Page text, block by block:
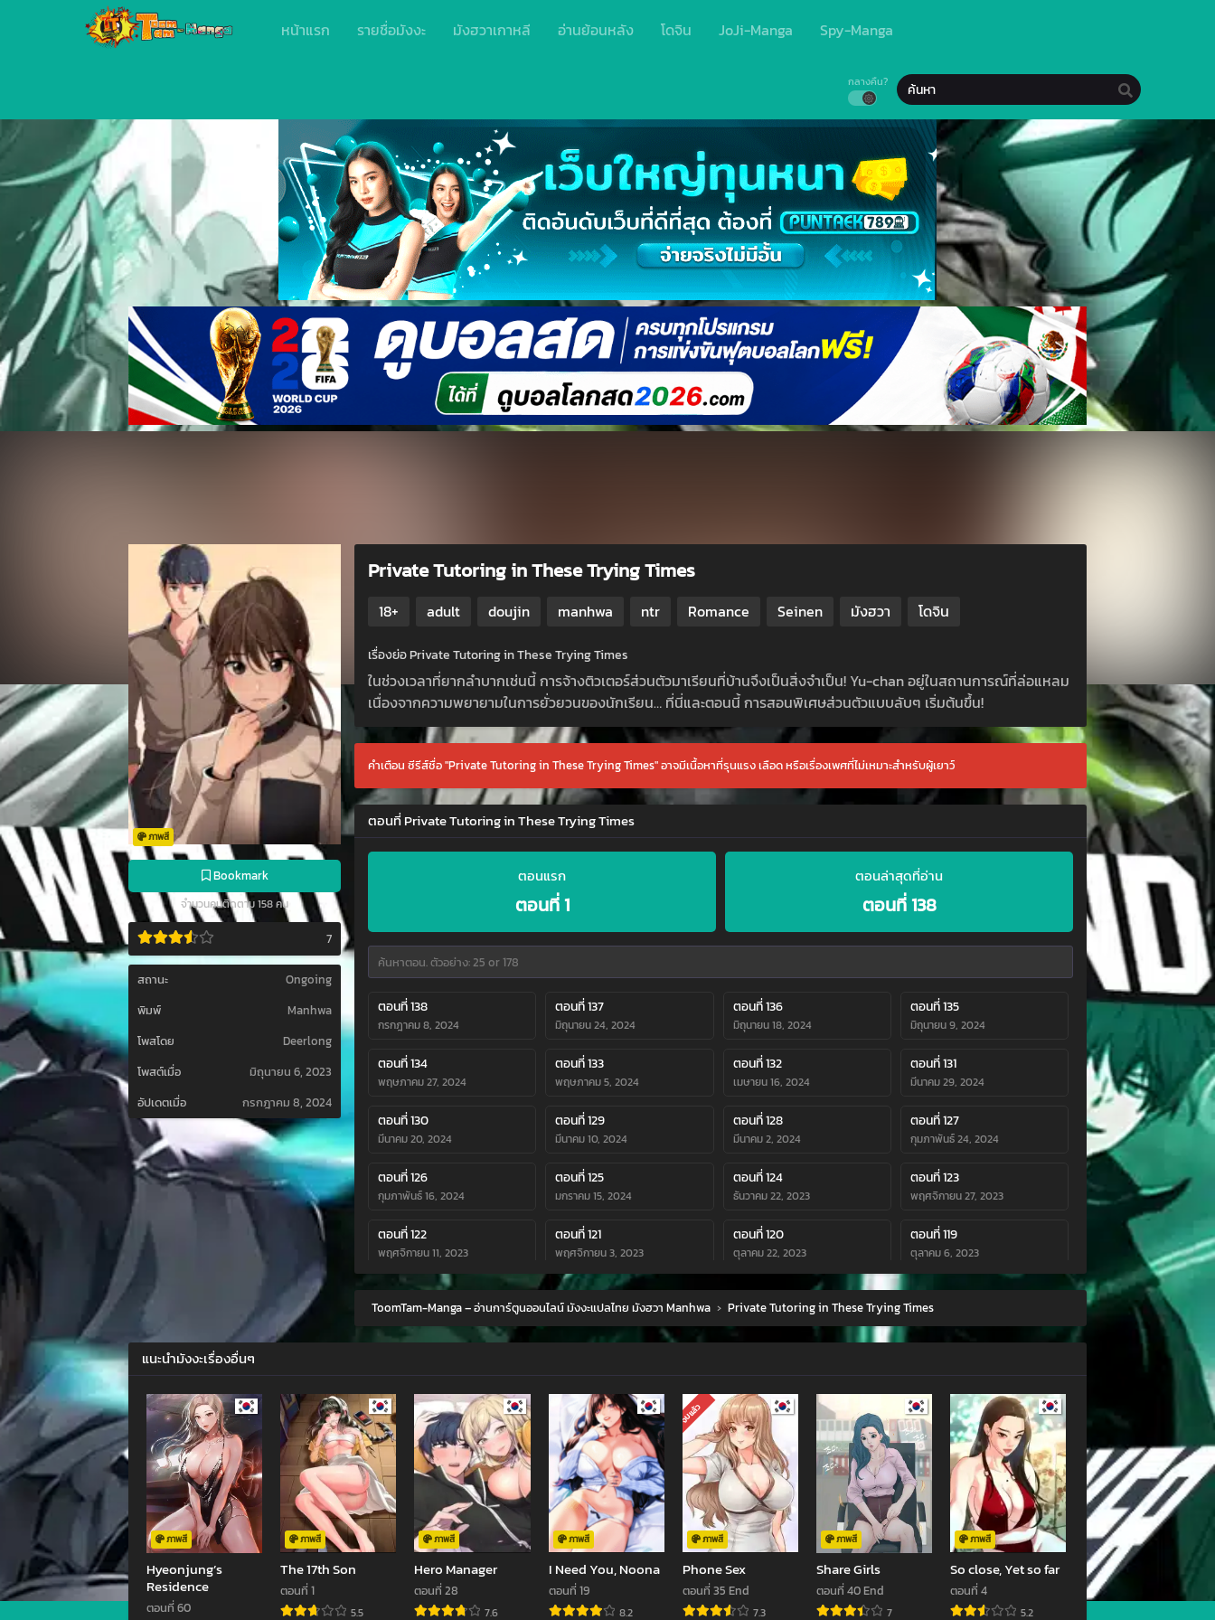
หน้าแรก รายชื่อมังงะ มังฮวาเกาหลี อ่านย้อนหลัง โดจิน JoJi-Manga Spy-Manga
กลางคืน?
ภาพสี
Bookmark
จำนวนคนติดตาม 158 คน
7
สถานะ
Ongoing
พิมพ์
Manhwa
โพสโดย
Deerlong
โพสต์เมื่อ
มิถุนายน 6, 2023
อัปเดตเมื่อ
กรกฎาคม 8, 2024
Private Tutoring in These Trying Times
18+ adult doujin manhwa ntr Romance Seinen มังฮวา โดจิน
เรื่องย่อ Private Tutoring in These Trying Times
ในช่วงเวลาที่ยากลำบากเช่นนี้ การจ้างติวเตอร์ส่วนตัวมาเรียนที่บ้านจึงเป็นสิ่งจำเป็น! Yu-chan อยู่ในสถานการณ์ที่ล่อแหลม
เนื่องจากความพยายามในการยั่วยวนของนักเรียน… ที่นี่และตอนนี้ การสอนพิเศษส่วนตัวแบบลับๆ เริ่มต้นขึ้น!
คำเตือน ซีรีส์ชื่อ "Private Tutoring in These Trying Times" อาจมีเนื้อหาที่รุนแรง เลือด หรือเรื่องเพศที่ไม่เหมาะสำหรับผู้เยาว์
ตอนที่ Private Tutoring in These Trying Times
ตอนแรก
ตอนที่ 1
ตอนล่าสุดที่อ่าน
ตอนที่ 138
ตอนที่ 138
กรกฎาคม 8, 2024
ตอนที่ 137
มิถุนายน 24, 2024
ตอนที่ 136
มิถุนายน 18, 2024
ตอนที่ 135
มิถุนายน 9, 2024
ตอนที่ 134
พฤษภาคม 27, 2024
ตอนที่ 133
พฤษภาคม 5, 2024
ตอนที่ 132
เมษายน 16, 2024
ตอนที่ 131
มีนาคม 29, 2024
ตอนที่ 130
มีนาคม 20, 2024
ตอนที่ 129
มีนาคม 10, 2024
ตอนที่ 128
มีนาคม 2, 2024
ตอนที่ 127
กุมภาพันธ์ 24, 2024
ตอนที่ 126
กุมภาพันธ์ 16, 2024
ตอนที่ 125
มกราคม 15, 2024
ตอนที่ 124
ธันวาคม 22, 2023
ตอนที่ 123
พฤศจิกายน 27, 2023
ตอนที่ 122
พฤศจิกายน 11, 2023
ตอนที่ 121
พฤศจิกายน 3, 2023
ตอนที่ 120
ตุลาคม 22, 2023
ตอนที่ 119
ตุลาคม 6, 2023
ตอนที่ 118
กันยายน 26, 2023
ตอนที่ 117
กันยายน 15, 2023
ตอนที่ 116
กันยายน 10, 2023
ตอนที่ 115
สิงหาคม 31, 2023
ตอนที่ 114 ตอนที่ 113 ตอนที่ 112 ตอนที่ 111
ตอนที่ 110
กรกฎาคม 31, 2023
ตอนที่ 109
กรกฎาคม 29, 2023
ตอนที่ 108
กรกฎาคม 23, 2023
ตอนที่ 107
กรกฎาคม 21, 2023
ตอนที่ 106
กรกฎาคม 21, 2023
ตอนที่ 105
มิถุนายน 28, 2023
ตอนที่ 104
มิถุนายน 24, 2023
ตอนที่ 103
มิถุนายน 23, 2023
ตอนที่ 102
มิถุนายน 13, 2023
ตอนที่ 101
มิถุนายน 4, 2023
ตอนที่ 100
พฤษภาคม 28, 2023
ตอนที่ 99
พฤษภาคม 27, 2023
ตอนที่ 98
พฤษภาคม 27, 2023
ตอนที่ 97
พฤษภาคม 13, 2023
ตอนที่ 96
พฤษภาคม 13, 2023
ตอนที่ 95
เมษายน 24, 2023
ToomTam-Manga – อ่านการ์ตูนออนไลน์ มังงะแปลไทย มังฮวา Manhwa › Private Tutoring in These Trying Times
แนะนำมังงะเรื่องอื่นๆ
ภาพสี
Hyeonjung’s
Residence
ตอนที่ 60
ภาพสี
The 17th Son
ตอนที่ 1
5.5
ภาพสี
Hero Manager
ตอนที่ 28
7.6
ภาพสี
I Need You, Noona
ตอนที่ 19
8.2
จบแล้ว
ภาพสี
Phone Sex
ตอนที่ 35 End
7.3
ภาพสี
Share Girls
ตอนที่ 40 End
7
ภาพสี
So close, Yet so far
ตอนที่ 4
5.2
jav มังงะ ซีรีย์ออนไลน์ คลิปหลุด